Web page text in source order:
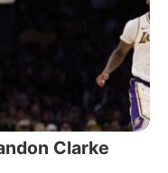
Clarke